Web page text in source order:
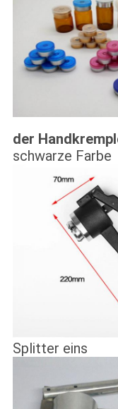
der
schwarze Farbe
Splitter eins